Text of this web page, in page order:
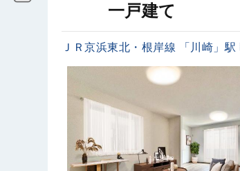
一戸建て
ＪＲ京浜東北・根岸線 「川崎」